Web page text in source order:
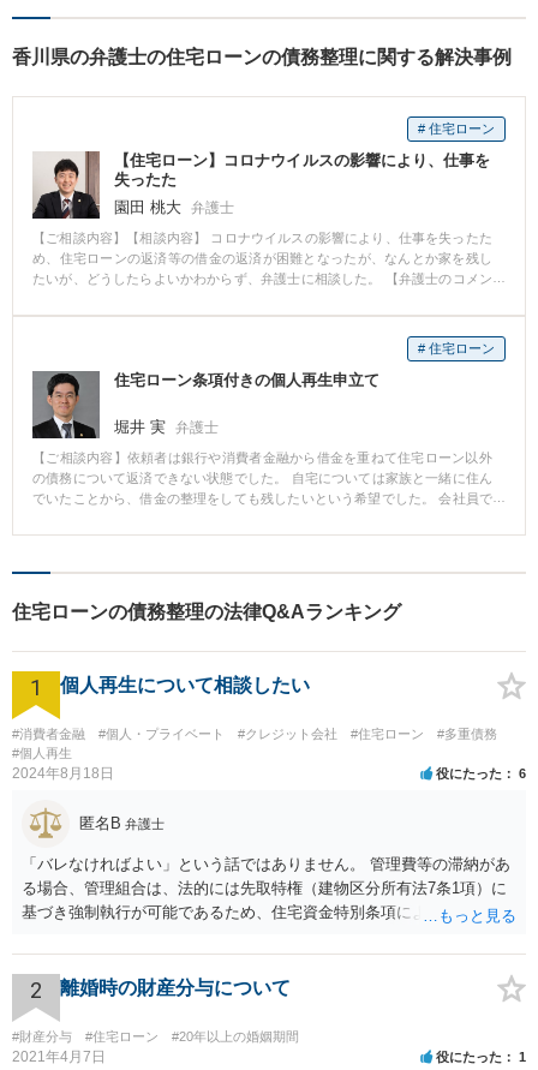
香川県の弁護士の住宅ローンの債務整理に関する解決事例
# 住宅ローン
【住宅ローン】コロナウイルスの影響により、仕事を
失ったた
園田 桃大 弁護士
【ご相談内容】【相談内容】 コロナウイルスの影響により、仕事を失ったた
め、住宅ローンの返済等の借金の返済が困難となったが、なんとか家を残し
たいが、どうしたらよいかわからず、弁護士に相談した。 【弁護士のコメン
が、収入は下がったものの、就職先が見つかり、返済の目途が立ったため、
自己破産ではなく、個人再生により、減額された債務を支払い、不動産を残
# 住宅ローン
住宅ローン条項付きの個人再生申立て
堀井 実 弁護士
【ご相談内容】依頼者は銀行や消費者金融から借金を重ねて住宅ローン以外
の債務について返済できない状態でした。 自宅については家族と一緒に住ん
でいたことから、借金の整理をしても残したいという希望でした。 会社員で
人再生を申し立てた結果、住宅ローン債務以外の債務を5分の1に減額して3年
住宅ローンの債務整理の法律Q&Aランキング
1 個人再生について相談したい
#消費者金融 #個人・プライベート #クレジット会社 #住宅ローン
#多重債務
#個人再生
2024年8月18日 役にたった 6
匿名B 弁護士
「バレなければよい」という話ではありません。 管理費等の滞納があ
る場合、管理組合は、法的には先取特権（建物区分所有法7条1項）に
基づき強制執行が可能であるため、住宅資金特別条項による認可がで
認可要件との関係で管理費等の納付状況を報告する必要があり、管理
費等を滞納している状態で、それを直前に一括して支払ったのであれ
ば、当然、報告する必要かあります（通帳からの引落し等がないこと
で滞納の事実はすぐわかります）。 滞納管理費を親族などから援助を
受けて支払った場合はともかく、再生債務者の財産から支払ってしま
2 離婚時の財産分与について
#財産分与 #住宅ローン #20年以上の婚姻期間
2021年4月7日 役にたった 1